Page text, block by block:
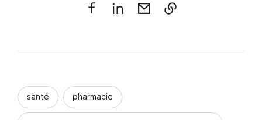
santé pharmacie